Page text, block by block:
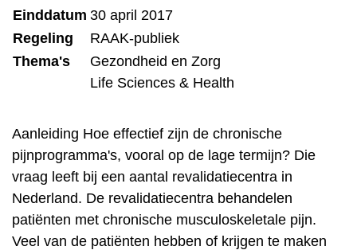
Einddatum 30 april 2017
Regeling
RAAK-publiek
Thema's
Gezondheid en Zorg
Life Sciences & Health
Aanleiding Hoe effectief zijn de chronische
pijnprogramma's, vooral op de lage termijn? Die
vraag leeft bij een aantal revalidatiecentra in
Nederland. De revalidatiecentra behandelen
patiënten met chronische musculoskeletale pijn.
Veel van de patiënten hebben of krijgen te maken